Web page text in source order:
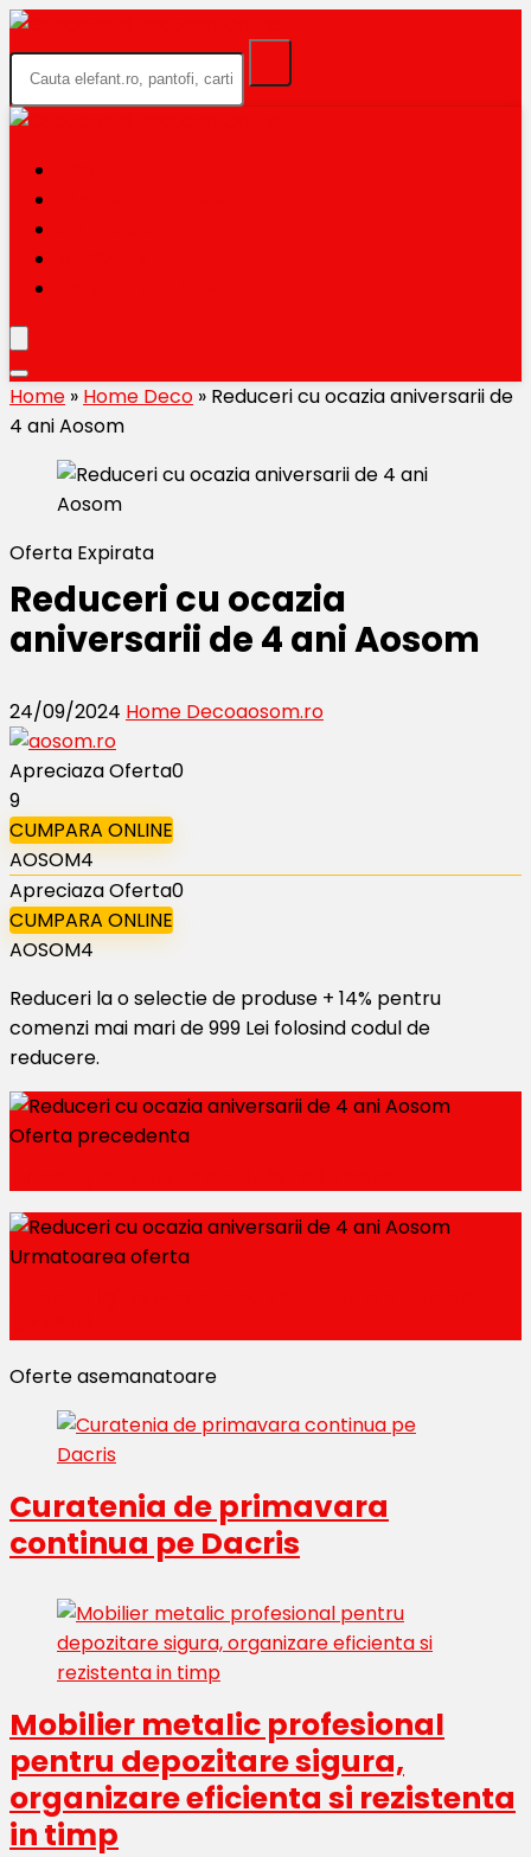
Home » Home Deco » Reduceri cu ocazia aniversarii de
4 ani Aosom
Oferta Expirata
Reduceri cu ocazia
aniversarii de 4 ani Aosom
24/09/2024 Home Decoaosom.ro
Apreciaza Oferta0
9
CUMPARA ONLINE
AOSOM4
Apreciaza Oferta0
CUMPARA ONLINE
AOSOM4
Reduceri la o selectie de produse + 14% pentru
comenzi mai mari de 999 Lei folosind codul de
reducere.
Oferta precedenta
Urmatoarea oferta
Oferte asemanatoare
Curatenia de primavara
continua pe Dacris
Mobilier metalic profesional
pentru depozitare sigura,
organizare eficienta si rezistenta
in timp